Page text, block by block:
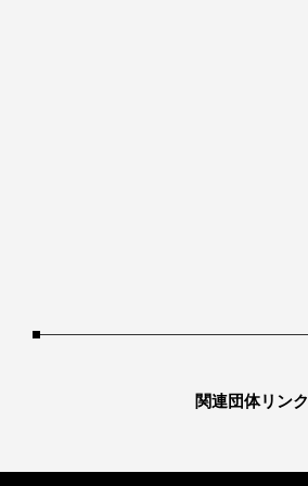
関連団体リンク